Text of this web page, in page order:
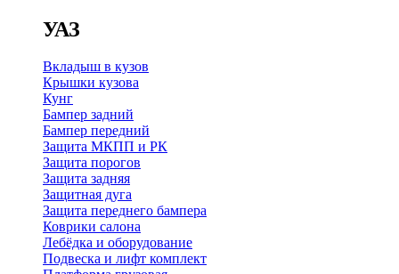
УАЗ
Вкладыш в кузов
Крышки кузова
Кунг
Бампер задний
Бампер передний
Защита МКПП и РК
Защита порогов
Защита задняя
Защитная дуга
Защита переднего бампера
Коврики салона
Лебёдка и оборудование
Подвеска и лифт комплект